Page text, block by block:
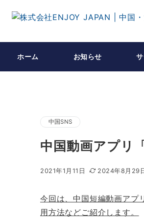
ホーム お知らせ
中国SNS
中国動画アプリ
2021年1月11日 2024年8月29
今回は、中国短編動画アプ
用方法などご紹介します。